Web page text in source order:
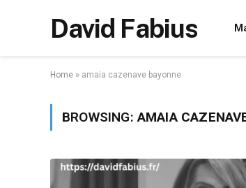
David Fabius
Home » amaia cazenave bayonne
BROWSING:AMAIA